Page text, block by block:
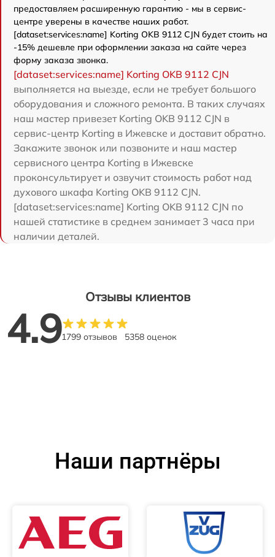
предоставляем расширенную гарантию - мы в сервис-
центре уверены в качестве наших работ.
[dataset:services:name] Korting OKB 9112 CJN будет стоить на
-15% дешевле при оформлении заказа на сайте через
форму заказа звонка.
[dataset:services:name] Korting OKB 9112 CJN
выполняется на выезде, если не требует большого
оборудования и сложного ремонта. В таких случаях
наш мастер привезет Korting OKB 9112 CJN в
сервис-центр Korting в Ижевске и доставит обратно.
Закажите звонок или позвоните и наш мастер
сервисного центра Korting в Ижевске
проконсультирует и озвучит стоимость работ над
духового шкафа Korting OKB 9112 CJN.
[dataset:services:name] Korting OKB 9112 CJN по
нашей статистике в среднем занимает 3 часа при
наличии деталей.
Отзывы клиентов
4.91799 отзывов 5358 оценок
Наши партнёры